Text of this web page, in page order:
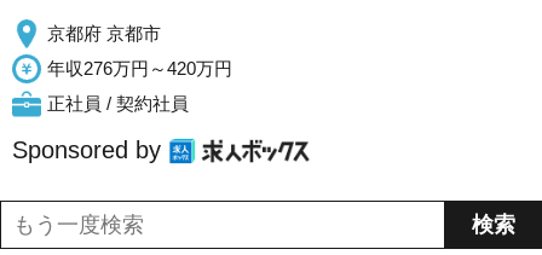
京都府 京都市
年収276万円～420万円
正社員 / 契約社員
Sponsored by